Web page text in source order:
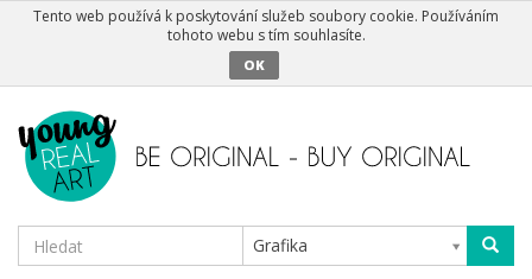
Tento web používá k poskytování služeb soubory cookie. Používáním
tohoto webu s tím souhlasíte.
OK
Grafika